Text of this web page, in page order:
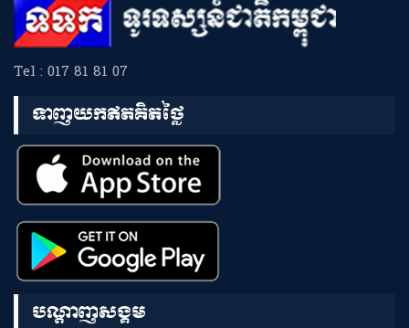
Tel : 017 81 81 07
ទាញយកឥតគិតថ្លៃ
បណ្តាញសង្គម